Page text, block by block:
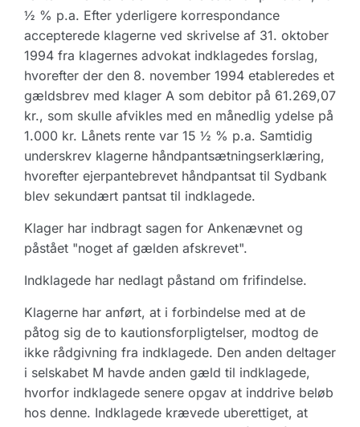
½ % p.a. Efter yderligere korrespondance
accepterede klagerne ved skrivelse af 31. oktober
1994 fra klagernes advokat indklagedes forslag,
hvorefter der den 8. november 1994 etableredes et
gældsbrev med klager A som debitor på 61.269,07
kr., som skulle afvikles med en månedlig ydelse på
1.000 kr. Lånets rente var 15 ½ % p.a. Samtidig
underskrev klagerne håndpantsætningserklæring,
hvorefter ejerpantebrevet håndpantsat til Sydbank
blev sekundært pantsat til indklagede.
Klager har indbragt sagen for Ankenævnet og
påstået "noget af gælden afskrevet".
Indklagede har nedlagt påstand om frifindelse.
Klagerne har anført, at i forbindelse med at de
påtog sig de to kautionsforpligtelser, modtog de
ikke rådgivning fra indklagede. Den anden deltager
i selskabet M havde anden gæld til indklagede,
hvorfor indklagede senere opgav at inddrive beløb
hos denne. Indklagede krævede uberettiget, at